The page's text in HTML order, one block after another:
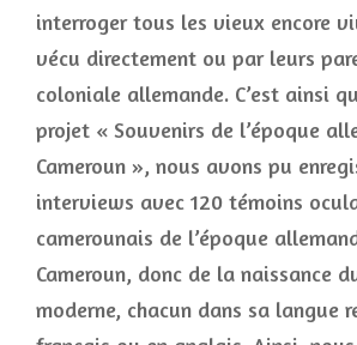
interroger tous les vieux encore
vécu directement ou par leurs
coloniale allemande. C’est ainsi
projet « Souvenirs de l’époque
Cameroun », nous avons pu
interviews avec 120 témoins
camerounais de l’époque
Cameroun, donc de la naissance
moderne, chacun dans sa langue